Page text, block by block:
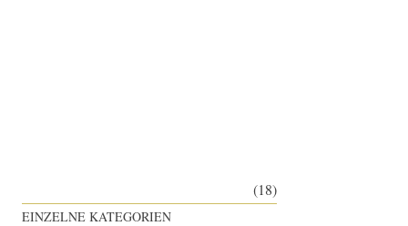
(18)
EINZELNE KATEGORIEN